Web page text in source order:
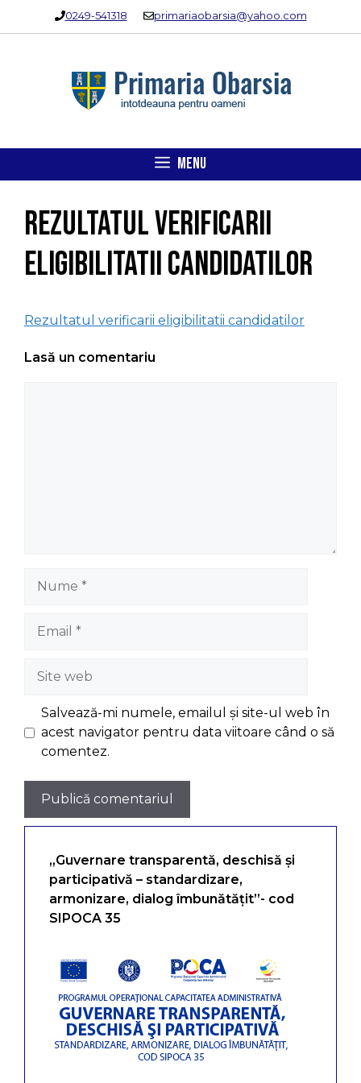
0249-541318 primariaobarsia@yahoo.com
MENU
Rezultatul verificarii
eligibilitatii candidatilor
Rezultatul verificarii eligibilitatii candidatilor
Lasă un comentariu
Site
web
Salvează-mi numele, emailul și site-ul web în
acest navigator pentru data viitoare când o să
comentez.
„Guvernare transparentă, deschisă și
participativă – standardizare,
armonizare, dialog îmbunătățit”- cod
SIPOCA 35